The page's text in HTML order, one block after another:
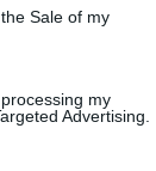
Sale of my
my
Advertising.